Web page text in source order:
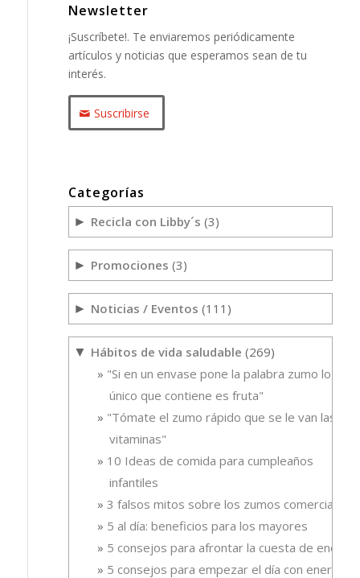
Newsletter
¡Suscríbete!. Te enviaremos periódicamente
artículos y noticias que esperamos sean de tu
interés.
Suscribirse
Categorías
► Recicla con Libby´s (3)
► Promociones (3)
► Noticias / Eventos (111)
▼ Hábitos de vida saludable (269)
"Si en un envase pone la palabra zumo lo
único que contiene es fruta"
"Tómate el zumo rápido que se le van las
vitaminas"
10 Ideas de comida para cumpleaños
infantiles
3 falsos mitos sobre los zumos comerciales
5 al día: beneficios para los mayores
5 consejos para afrontar la cuesta de enero
5 consejos para empezar el día con energía